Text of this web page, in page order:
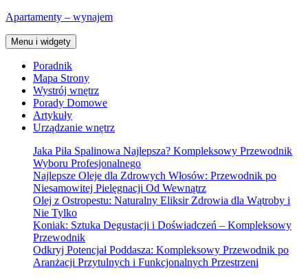
Przejdź
treści
Apartamenty – wynajem
Menu i widgety
Poradnik
Mapa Strony
Wystrój wnętrz
Porady Domowe
Artykuły
Urządzanie wnętrz
Jaka Piła Spalinowa Najlepsza? Kompleksowy Przewodnik
Wyboru Profesjonalnego
Najlepsze Oleje dla Zdrowych Włosów: Przewodnik po
Niesamowitej Pielęgnacji Od Wewnątrz
Olej z Ostropestu: Naturalny Eliksir Zdrowia dla Wątroby i
Nie Tylko
Koniak: Sztuka Degustacji i Doświadczeń – Kompleksowy
Przewodnik
Odkryj Potencjał Poddasza: Kompleksowy Przewodnik po
Aranżacji Przytulnych i Funkcjonalnych Przestrzeni